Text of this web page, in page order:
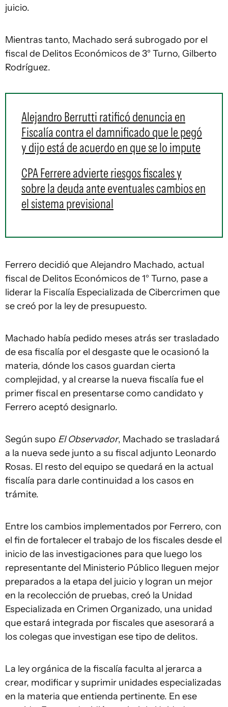
juicio.
Mientras tanto, Machado será subrogado por el
fiscal de Delitos Económicos de 3° Turno, Gilberto
Rodríguez.
Alejandro Berrutti ratificó denuncia en
Fiscalía contra el damnificado que le pegó
y dijo está de acuerdo en que se lo impute
CPA Ferrere advierte riesgos fiscales y
sobre la deuda ante eventuales cambios en
el sistema previsional
Ferrero decidió que Alejandro Machado, actual
fiscal de Delitos Económicos de 1° Turno, pase a
liderar la Fiscalía Especializada de Cibercrimen que
se creó por la ley de presupuesto.
Machado había pedido meses atrás ser trasladado
de esa fiscalía por el desgaste que le ocasionó la
materia, dónde los casos guardan cierta
complejidad, y al crearse la nueva fiscalía fue el
primer fiscal en presentarse como candidato y
Ferrero aceptó designarlo.
Según supo El Observador, Machado se trasladará
a la nueva sede junto a su fiscal adjunto Leonardo
Rosas. El resto del equipo se quedará en la actual
fiscalía para darle continuidad a los casos en
trámite.
Entre los cambios implementados por Ferrero, con
el fin de fortalecer el trabajo de los fiscales desde el
inicio de las investigaciones para que luego los
representante del Ministerio Público lleguen mejor
preparados a la etapa del juicio y logran un mejor
en la recolección de pruebas, creó la Unidad
Especializada en Crimen Organizado, una unidad
que estará integrada por fiscales que asesorará a
los colegas que investigan ese tipo de delitos.
La ley orgánica de la fiscalía faculta al jerarca a
crear, modificar y suprimir unidades especializadas
en la materia que entienda pertinente. En ese